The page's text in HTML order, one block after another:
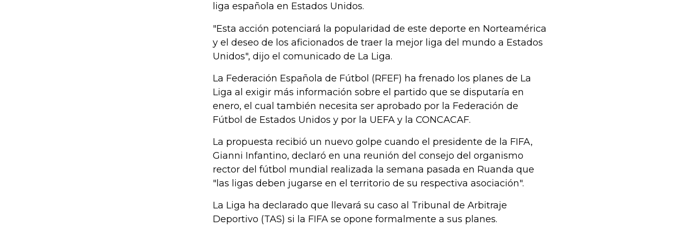
liga española en Estados Unidos.
"Esta acción potenciará la popularidad de este deporte en Norteamérica
y el deseo de los aficionados de traer la mejor liga del mundo a Estados
Unidos", dijo el comunicado de La Liga.
La Federación Española de Fútbol (RFEF) ha frenado los planes de La
Liga al exigir más información sobre el partido que se disputaría en
enero, el cual también necesita ser aprobado por la Federación de
Fútbol de Estados Unidos y por la UEFA y la CONCACAF.
La propuesta recibió un nuevo golpe cuando el presidente de la FIFA,
Gianni Infantino, declaró en una reunión del consejo del organismo
rector del fútbol mundial realizada la semana pasada en Ruanda que
"las ligas deben jugarse en el territorio de su respectiva asociación".
La Liga ha declarado que llevará su caso al Tribunal de Arbitraje
Deportivo (TAS) si la FIFA se opone formalmente a sus planes.